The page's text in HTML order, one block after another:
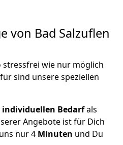
von Bad Salzuflen
stressfrei wie nur möglich
sind unsere speziellen
individuellen Bedarfals
Angebote ist für Dich
nur 4 Minuten und Du